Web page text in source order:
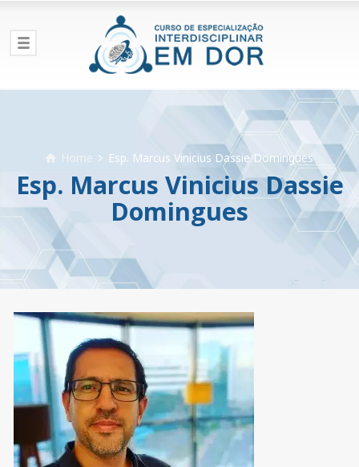
Home Esp. Marcus Vinicius Dassie Domingues
Esp. Marcus Vinicius Dassie
Domingues